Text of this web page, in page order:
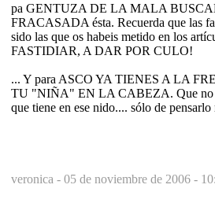
pa GENTUZA DE LA MALA
FRACASADA ésta. Recuerda que las
sido las que os habeis metido en los
FASTIDIAR, A DAR POR CULO!
... Y para ASCO YA TIENES A LA
TU "NIÑA" EN LA CABEZA. Que no
que tiene en ese nido.... sólo de
veronica - 05 de noviembre de 2006 -